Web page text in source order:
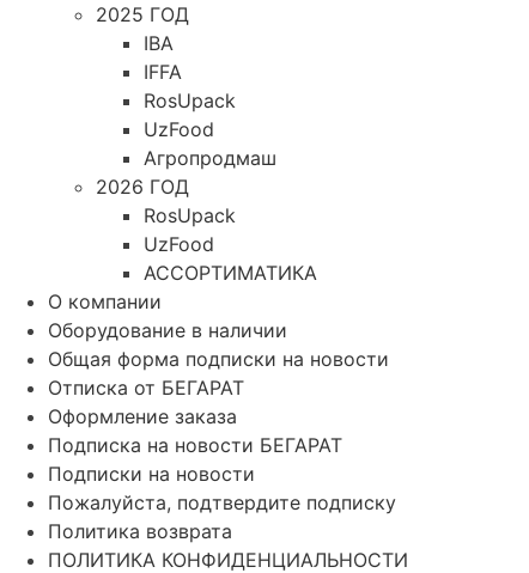
2025 ГОД
IBA
IFFA
RosUpack
UzFood
Агропродмаш
2026 ГОД
RosUpack
UzFood
АССОРТИМАТИКА
О компании
Оборудование в наличии
Общая форма подписки на новости
Отписка от БЕГАРАТ
Оформление заказа
Подписка на новости БЕГАРАТ
Подписки на новости
Пожалуйста, подтвердите подписку
Политика возврата
ПОЛИТИКА КОНФИДЕНЦИАЛЬНОСТИ